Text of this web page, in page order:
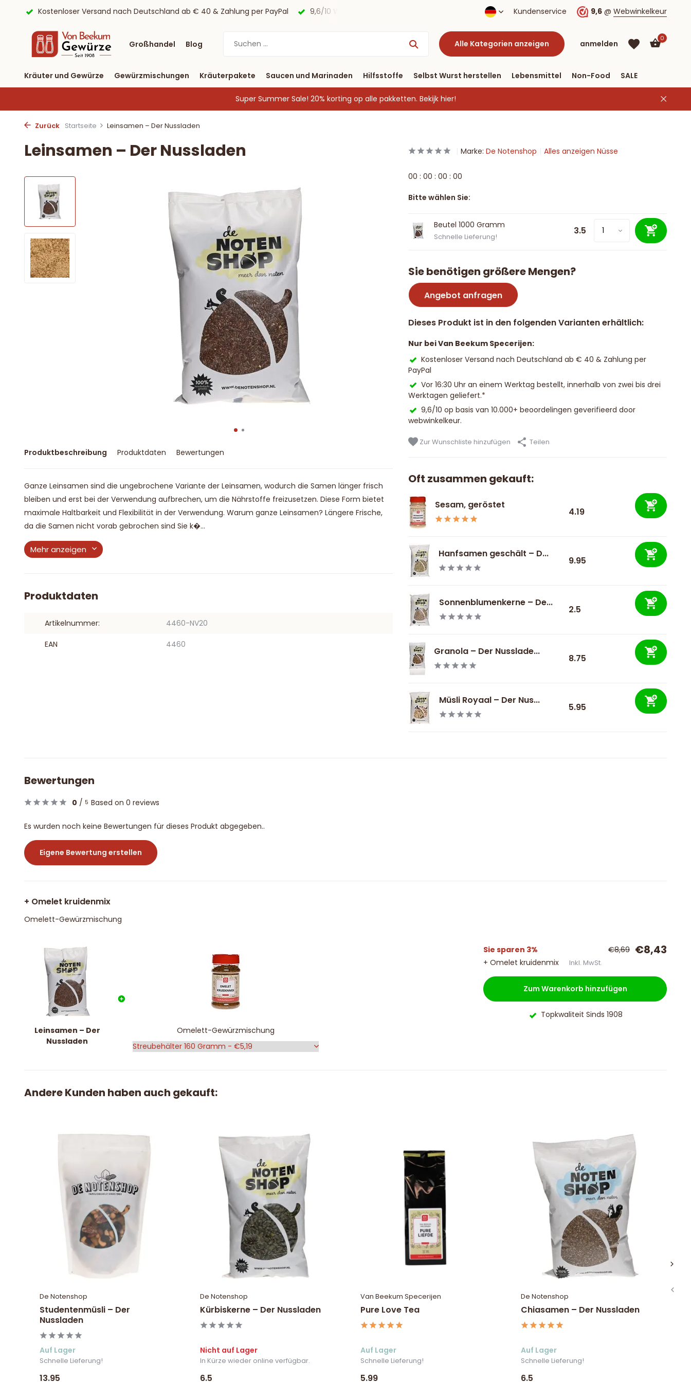
€ 40 & Zahlung per PayPal 9,6/10 Webwinkelkeur ✔ Lieferung binnen drei Tagen Kostenloser Versand nach Deutschland ab € 40 & Zahlung per PayPal
Kundenservice 9,6 @ Webwinkelkeur
Großhandel Blog Alle Kategorien anzeigen anmelden
Benutzerkonto
0
Kräuter und Gewürze Gewürzmischungen Kräuterpakete Saucen und Marinaden Hilfsstoffe Selbst Wurst herstellen Lebensmittel Non-Food SALE
Super Summer Sale! 20% korting op alle pakketten. Bekijk hier!
Zurück Startseite Leinsamen – Der Nussladen
Leinsamen – Der Nussladen
Produktbeschreibung Produktdaten Bewertungen
Ganze Leinsamen sind die ungebrochene Variante der Leinsamen, wodurch die Samen länger frisch
bleiben und erst bei der Verwendung aufbrechen, um die Nährstoffe freizusetzen. Diese Form bietet
maximale Haltbarkeit und Flexibilität in der Verwendung. Warum ganze Leinsamen? Längere Frische,
da die Samen nicht vorab gebrochen sind Sie k�...
Mehr anzeigen
Produktdaten
Artikelnummer: 4460-NV20
EAN 4460
Marke: De Notenshop Alles anzeigen Nüsse
00 : 00 : 00 : 00
Bitte wählen Sie:
Beutel 1000 Gramm
Schnelle Lieferung! 3.5
Sie benötigen größere Mengen?
Angebot anfragen
Dieses Produkt ist in den folgenden Varianten erhältlich:
Nur bei Van Beekum Specerijen:
Kostenloser Versand nach Deutschland ab € 40 & Zahlung per
PayPal
Vor 16:30 Uhr an einem Werktag bestellt, innerhalb von zwei bis drei
Werktagen geliefert.*
9,6/10 op basis van 10.000+ beoordelingen geverifieerd door
webwinkelkeur.
Zur Wunschliste hinzufügen Teilen
Oft zusammen gekauft:
Sesam, geröstet
4.19
Hanfsamen geschält – D...
9.95
Sonnenblumenkerne – De...
2.5
Granola – Der Nusslade...
8.75
Müsli Royaal – Der Nus...
5.95
Bewertungen
0 / 5 Based on 0 reviews
Es wurden noch keine Bewertungen für dieses Produkt abgegeben..
Eigene Bewertung erstellen
+ Omelet kruidenmix
Omelett-Gewürzmischung
Leinsamen – Der
Nussladen
Omelett-Gewürzmischung
Sie sparen 3% €8,69 €8,43
+ Omelet kruidenmix Inkl. MwSt.
Zum Warenkorb hinzufügen
Topkwaliteit Sinds 1908
Andere Kunden haben auch gekauft:
De Notenshop
Studentenmüsli – Der
Nussladen
Auf Lager
Schnelle Lieferung!
13.95
De Notenshop
Kürbiskerne – Der Nussladen
Nicht auf Lager
In Kürze wieder online verfügbar.
6.5
Van Beekum Specerijen
Pure Love Tea
Auf Lager
Schnelle Lieferung!
5.99
De Notenshop
Chiasamen – Der Nussladen
Auf Lager
Schnelle Lieferung!
6.5